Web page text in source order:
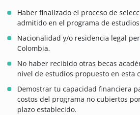
Haber finalizado el proceso de
admitido en el programa de
Nacionalidad y/o residencia legal
Colombia.
No haber recibido otras becas
nivel de estudios propuesto en esta
Demostrar tu capacidad financiera
costos del programa no cubiertos
plazo establecido.